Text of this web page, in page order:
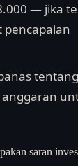
— jika
tentang
saran